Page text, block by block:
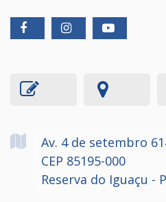
Av. 4 de setembro
CEP 85195-000
Reserva do Iguaçu -